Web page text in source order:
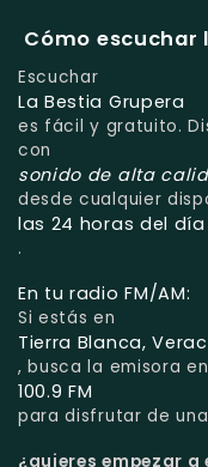
Cómo escuchar
Escuchar
La Bestia Grupera
es fácil y gratuito.
con
sonido de alta
desde cualquier
las 24 horas del día
.
En tu radio FM/AM:
Si estás en
Tierra Blanca,
, busca la emisora
100.9 FM
para disfrutar de
¿quieres empezar a